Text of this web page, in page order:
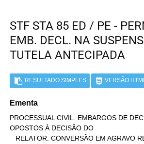
STF STA 85 ED / PE -
EMB. DECL. NA
TUTELA ANTECIPADA
RESULTADO SIMPLES VERSÃO
Ementa
PROCESSUAL CIVIL. EMBARGOS DE
OPOSTOS À DECISÃO DO